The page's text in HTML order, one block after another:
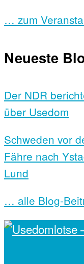
… zum
Neueste
Der NDR
über Usedom
Schweden vor
Fähre nach
Lund
… alle Blog-